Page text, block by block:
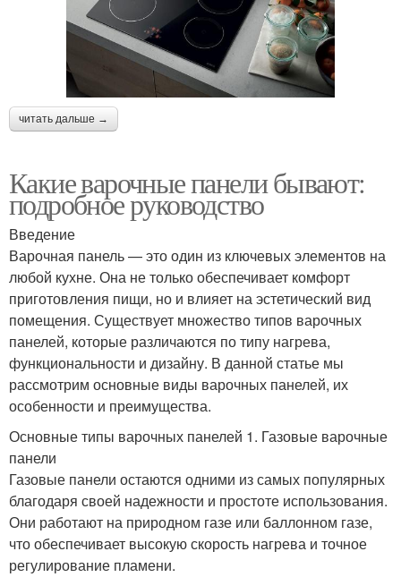
читать дальше →
Какие варочные панели бывают:
подробное руководство
Введение
Варочная панель — это один из ключевых элементов на
любой кухне. Она не только обеспечивает комфорт
приготовления пищи, но и влияет на эстетический вид
помещения. Существует множество типов варочных
панелей, которые различаются по типу нагрева,
функциональности и дизайну. В данной статье мы
рассмотрим основные виды варочных панелей, их
особенности и преимущества.
Основные типы варочных панелей 1. Газовые варочные
панели
Газовые панели остаются одними из самых популярных
благодаря своей надежности и простоте использования.
Они работают на природном газе или баллонном газе,
что обеспечивает высокую скорость нагрева и точное
регулирование пламени.